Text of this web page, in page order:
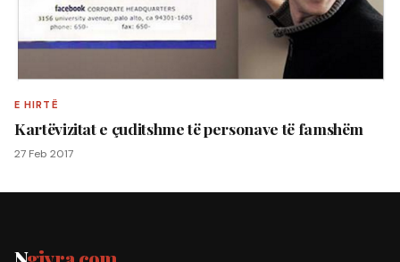
E HIRTË
Kartëvizitat e çuditshme të personave të famshëm
27 Feb 2017